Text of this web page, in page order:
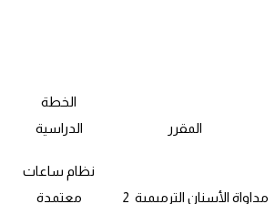
المقرر
الخطة
الدراسية
مداواة الأسنان الترميمية 2
نظام ساعات
معتمدة